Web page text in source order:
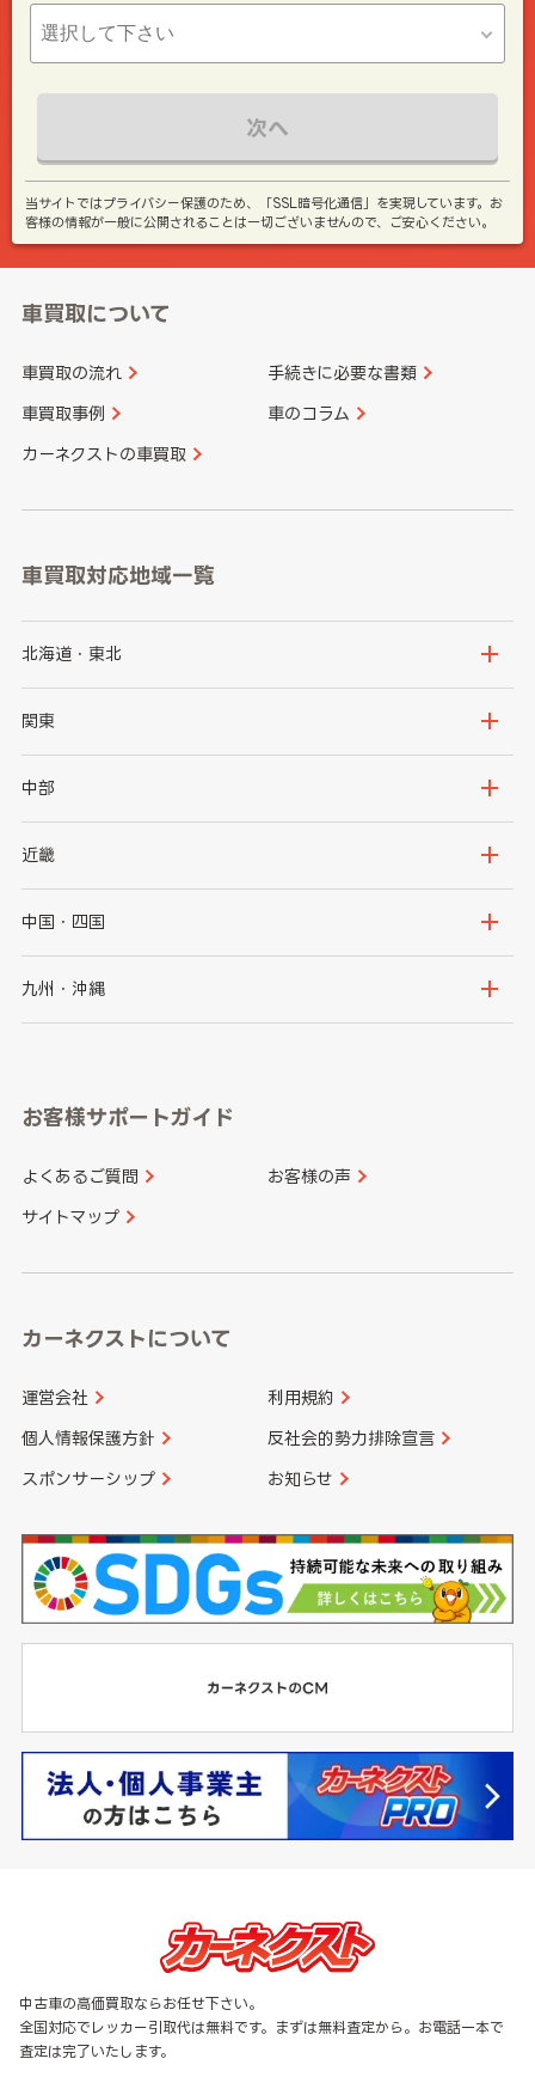
次へ
当サイトではプライバシー保護のため、「SSL暗号化通信」を実現しています。お
客様の情報が一般に公開されることは一切ございませんので、ご安心ください。
車買取について
車買取の流れ 手続きに必要な書類
車買取事例 車のコラム
カーネクストの車買取
車買取対応地域一覧
北海道・東北
北海道
岩手県
秋田県
関東
茨城県
群馬県
千葉県
中部
新潟県
石川県
山梨県
愛知県
近畿
大阪府
京都府
和歌山県
中国・四国
鳥取県
山口県
香川県 愛媛県
九州・沖縄
長崎県
大分県 宮崎県
お客様サポートガイド
よくあるご質問 お客様の声
サイトマップ
カーネクストについて
運営会社 利用規約
個人情報保護方針 反社会的勢力排除宣言
スポンサーシップ お知らせ
中古車の高価買取ならお任せ下さい。
全国対応でレッカー引取代は無料です。まずは無料査定から。お電話一本で
査定は完了いたします。